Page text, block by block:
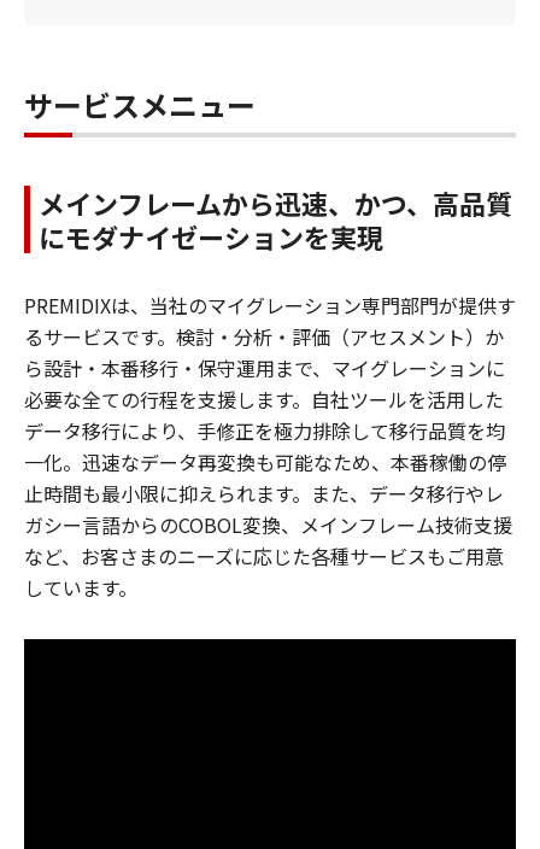
サービスメニュー
メインフレームから迅速、かつ、高品質
にモダナイゼーションを実現
PREMIDIXは、当社のマイグレーション専門部門が提供す
るサービスです。検討・分析・評価（アセスメント）か
ら設計・本番移行・保守運用まで、マイグレーションに
必要な全ての行程を支援します。自社ツールを活用した
データ移行により、手修正を極力排除して移行品質を均
一化。迅速なデータ再変換も可能なため、本番稼働の停
止時間も最小限に抑えられます。また、データ移行やレ
ガシー言語からのCOBOL変換、メインフレーム技術支援
など、お客さまのニーズに応じた各種サービスもご用意
しています。